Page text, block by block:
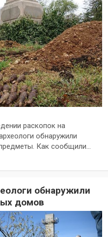
раскопок на
обнаружили
Как сообщили…
обнаружили
домов